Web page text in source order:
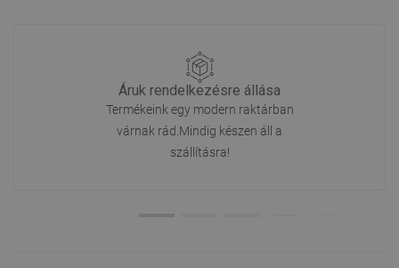
Áruk rendelkezésre állása
Termékeink egy modern raktárban
várnak rád.Mindig készen áll a
szállításra!